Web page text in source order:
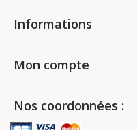
Informations
Mon compte
Nos coordonnées :